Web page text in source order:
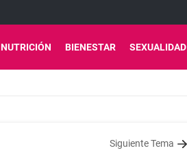
NUTRICIÓN BIENESTAR SEXUALIDAD
Siguiente Tema